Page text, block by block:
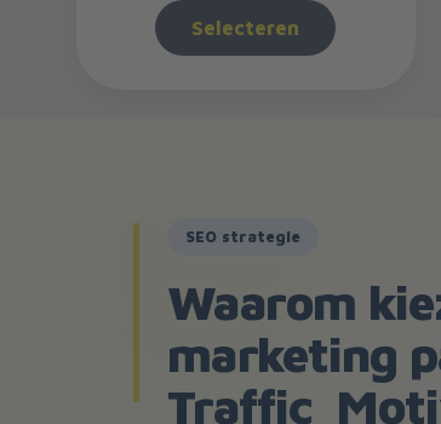
Selecteren
SEO strategie
Waarom
marketing
Traffic_